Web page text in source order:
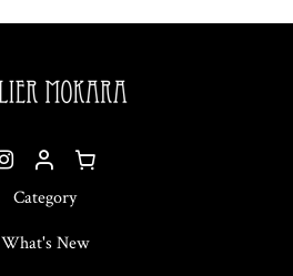
Category
What's New